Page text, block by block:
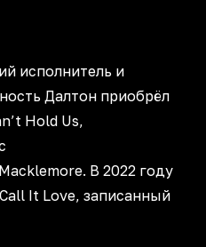
исполнитель и
Далтон приобрёл
Hold Us,
В 2022 году
It Love, записанный